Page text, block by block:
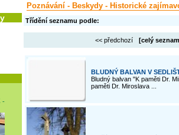
-
Poznávání - Beskydy - Historické
Třídění seznamu podle:
<< předchozí [celý
BLUDNÝ BALVAN V
Bludný balvan "K paměti Dr.
paměti Dr. Miroslava ...